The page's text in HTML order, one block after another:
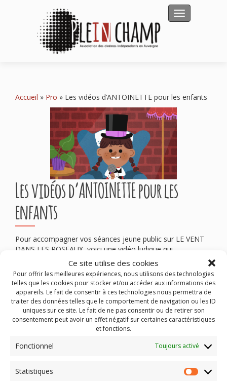
Ce site utilise des cookies
Pour offrir les meilleures expériences, nous utilisons des technologies
telles que les cookies pour stocker et/ou accéder aux informations des
appareils. Le fait de consentir à ces technologies nous permettra de
traiter des données telles que le comportement de navigation ou les ID
uniques sur ce site. Le fait de ne pas consentir ou de retirer son
consentement peut avoir un effet négatif sur certaines caractéristiques
et fonctions.
Fonctionnel Toujours activé
Statistiques
Afficher/
Accueil » Pro » Les vidéos d’ANTOINETTE pour les enfants
Les vidéos d’ANTOINETTE pour les
enfants
Pour accompagner vos séances jeune public sur LE VENT
DANS LES ROSEAUX, voici une vidéo ludique qui
présente les secrets du bruitage avec Céline Bernard, la
bruiteuse du Vent dans les roseaux de Nicolas Liguori et
Arnaud Demuynck.
ANTOINETTE est une création de l’association des cinémas
du Nord et du Pas de Calais DE LA SUITE DANS LES
IMAGES.
Les vidéos disponibles :
-le Thaumatrope
-la séance de cinéma.